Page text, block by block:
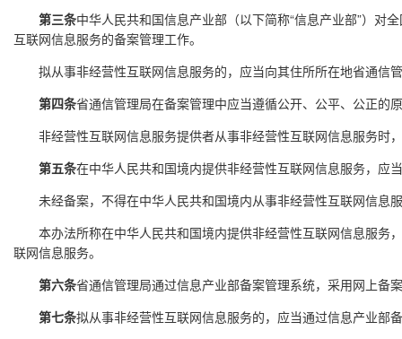
第三条中华人民共和国信息产业部（以下简称“信息产业部”）对
互联网信息服务的备案管理工作。
拟从事非经营性互联网信息服务的，应当向其住所所在地省通信
第四条省通信管理局在备案管理中应当遵循公开、公平、公正的
非经营性互联网信息服务提供者从事非经营性互联网信息服务时
第五条在中华人民共和国境内提供非经营性互联网信息服务，应
未经备案，不得在中华人民共和国境内从事非经营性互联网信息
本办法所称在中华人民共和国境内提供非经营性互联网信息服务
联网信息服务。
第六条省通信管理局通过信息产业部备案管理系统，采用网上备
第七条拟从事非经营性互联网信息服务的，应当通过信息产业部